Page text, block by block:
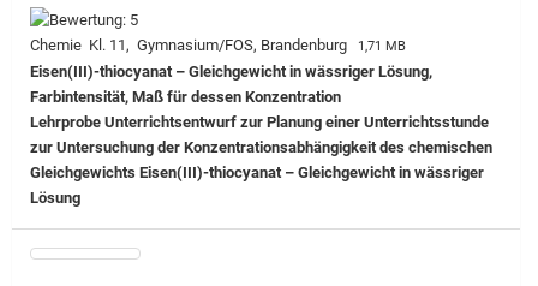
Chemie Kl. 11, Gymnasium/FOS, Brandenburg 1,71 MB
Eisen(III)-thiocyanat – Gleichgewicht in wässriger Lösung,
Farbintensität, Maß für dessen Konzentration
Lehrprobe Unterrichtsentwurf zur Planung einer Unterrichtsstunde
zur Untersuchung der Konzentrationsabhängigkeit des chemischen
Gleichgewichts Eisen(III)-thiocyanat – Gleichgewicht in wässriger
Lösung